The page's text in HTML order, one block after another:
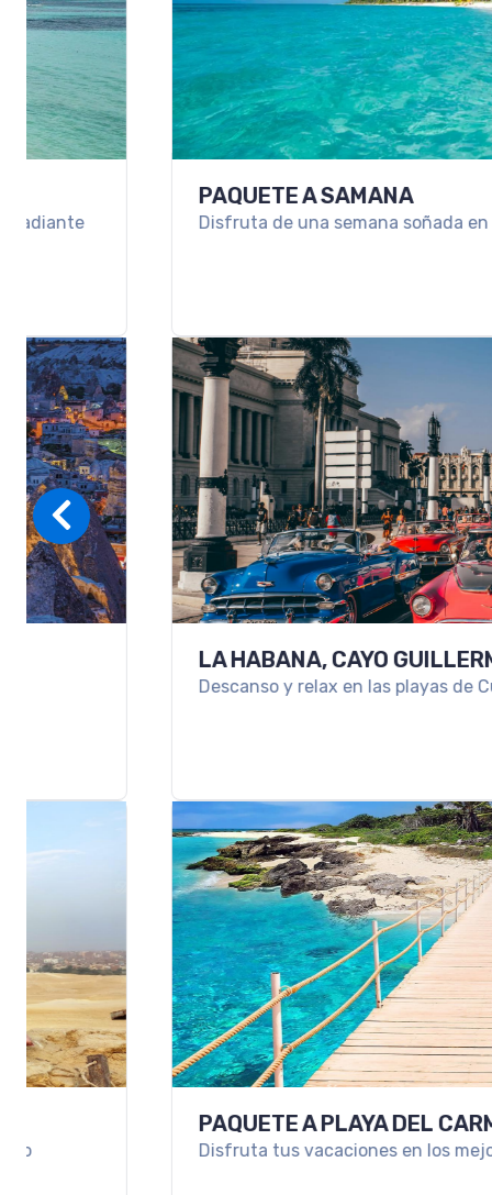
PAQUETE A SAMANA
Disfruta de una semana soñada en las cálidas
LA HABANA, CAYO GUILLERMO &
Descanso y relax en las playas de Cuba
PAQUETE A PLAYA DEL CARMEN
Disfruta tus vacaciones en los mejores resorts de